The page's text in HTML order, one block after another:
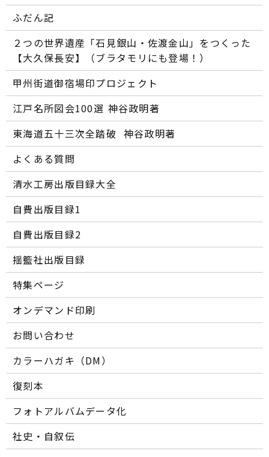
ふだん記
２つの世界遺産「石見銀山・佐渡金山」をつくった
【大久保長安】（ブラタモリにも登場！）
甲州街道御宿場印プロジェクト
江戸名所図会100選―― 神谷政明著
東海道五十三次全踏破 ―― 神谷政明著
よくある質問
清水工房出版目録大全
自費出版目録1
自費出版目録2
揺籃社出版目録
特集ページ
オンデマンド印刷
お問い合わせ
カラーハガキ（DM）
復刻本
フォトアルバムデータ化
社史・自叙伝